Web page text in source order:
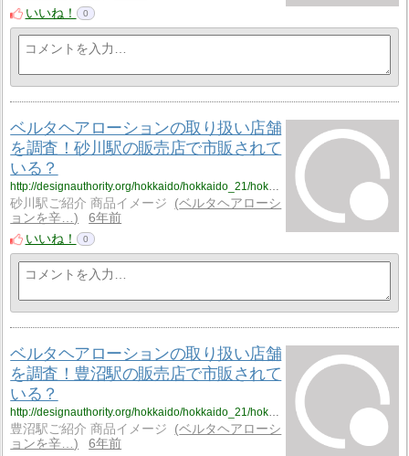
いいね！
0
ベルタヘアローションの取り扱い店舗
を調査！砂川駅の販売店で市販されて
いる？
http://designauthority.org/hokkaido/hokkaido_21/hokkaido_21_vriku1/
砂川駅ご紹介 商品イメージ
ベルタヘアローシ
ョンを辛…
6年前
いいね！
0
ベルタヘアローションの取り扱い店舗
を調査！豊沼駅の販売店で市販されて
いる？
http://designauthority.org/hokkaido/hokkaido_21/hokkaido_21_vriku2/
豊沼駅ご紹介 商品イメージ
ベルタヘアローシ
ョンを辛…
6年前